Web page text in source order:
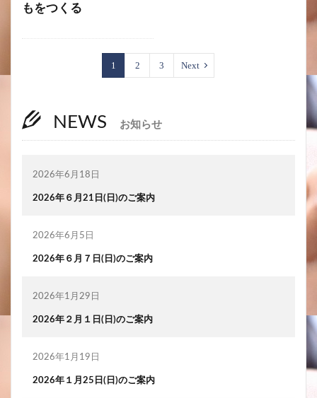
もをつくる
1 2 3 Next
NEWS お知らせ
2026年6月18日
2026年６月21日(日)のご案内
2026年6月5日
2026年６月７日(日)のご案内
2026年1月29日
2026年２月１日(日)のご案内
2026年1月19日
2026年１月25日(日)のご案内